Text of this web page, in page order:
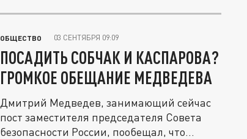
ОБЩЕСТВО 03 СЕНТЯБРЯ 09:09
ПОСАДИТЬ СОБЧАК И КАСПАРОВА?
ГРОМКОЕ ОБЕЩАНИЕ МЕДВЕДЕВА
Дмитрий Медведев, занимающий сейчас
пост заместителя председателя Совета
безопасности России, пообещал, что...